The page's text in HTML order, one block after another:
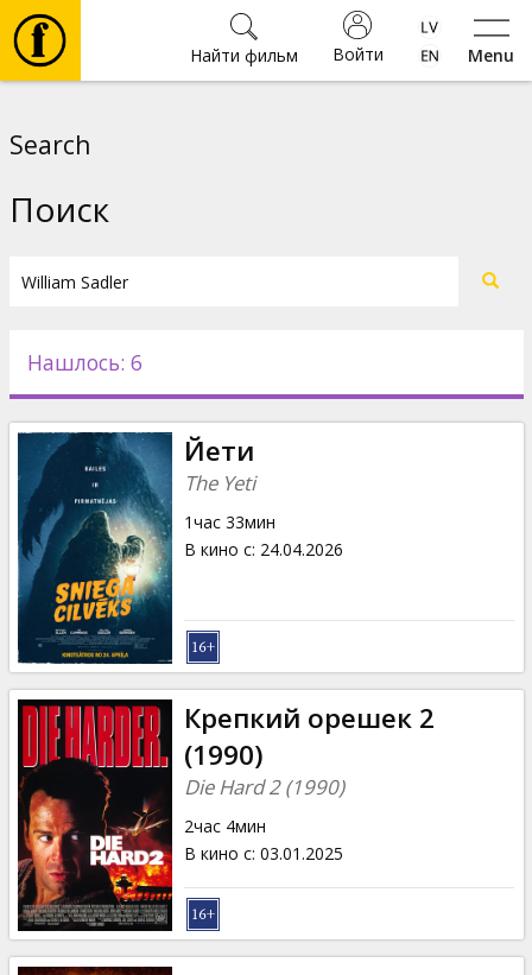
Menu
Войти
Найти фильм
Новости
Подарки
Кинозакуски
B2B
Клуб
Search
Поиск
Нашлось: 6
Йети
The Yeti
1час 33мин
В кино с: 24.04.2026
Крепкий орешек 2
(1990)
Die Hard 2 (1990)
2час 4мин
В кино с: 03.01.2025